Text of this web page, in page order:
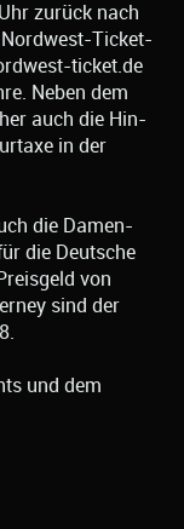
zurück nach
Ticket-
ticket.de
Neben dem
auch die Hin-
in der
die Damen-
die Deutsche
von
sind der
und dem